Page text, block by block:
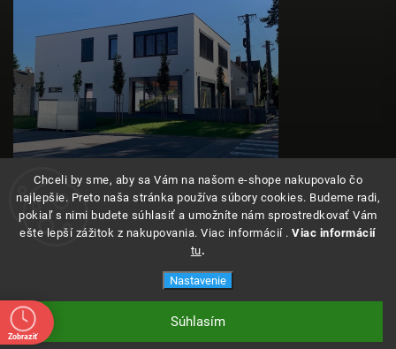
Chceli by sme, aby sa Vám na našom e-shope nakupovalo čo
najlepšie. Preto naša stránka používa súbory cookies. Budeme radi,
pokiaľ s nimi budete súhlasiť a umožníte nám sprostredkovať Vám
ešte lepší zážitok z nakupovania. Viac informácií .Viac informácií
tu.
Nastavenie
Súhlasím
Vytvoril Shoptet
Angeleyes. Všetky práva vyhradené.
Zobraziť